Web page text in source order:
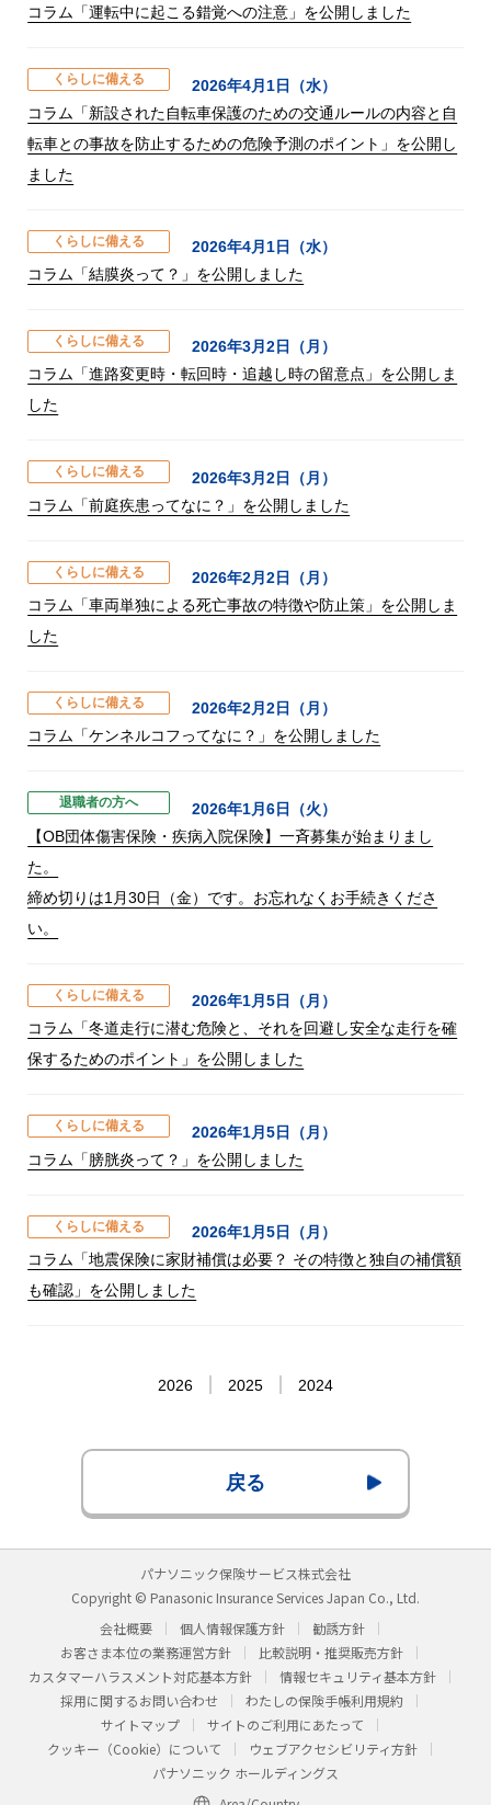
コラム「運転中に起こる錯覚への注意」を公開しました
くらしに備える
2026年4月1日（水）
コラム「新設された自転車保護のための交通ルールの内容と自
転車との事故を防止するための危険予測のポイント」を公開し
ました
くらしに備える
2026年4月1日（水）
コラム「結膜炎って？」を公開しました
くらしに備える
2026年3月2日（月）
コラム「進路変更時・転回時・追越し時の留意点」を公開しま
した
くらしに備える
2026年3月2日（月）
コラム「前庭疾患ってなに？」を公開しました
くらしに備える
2026年2月2日（月）
コラム「車両単独による死亡事故の特徴や防止策」を公開しま
した
くらしに備える
2026年2月2日（月）
コラム「ケンネルコフってなに？」を公開しました
退職者の方へ
2026年1月6日（火）
【OB団体傷害保険・疾病入院保険】一斉募集が始まりまし
た。
締め切りは1月30日（金）です。お忘れなくお手続きくださ
い。
くらしに備える
2026年1月5日（月）
コラム「冬道走行に潜む危険と、それを回避し安全な走行を確
保するためのポイント」を公開しました
くらしに備える
2026年1月5日（月）
コラム「膀胱炎って？」を公開しました
くらしに備える
2026年1月5日（月）
コラム「地震保険に家財補償は必要？ その特徴と独自の補償額
も確認」を公開しました
2026 2025 2024
戻る
パナソニック保険サービス株式会社
Copyright © Panasonic Insurance Services Japan Co., Ltd.
会社概要
個人情報保護方針
勧誘方針
お客さま本位の業務運営方針
比較説明・推奨販売方針
カスタマーハラスメント対応基本方針
情報セキュリティ基本方針
採用に関するお問い合わせ
わたしの保険手帳利用規約
サイトマップ
サイトのご利用にあたって
クッキー（Cookie）について
ウェブアクセシビリティ方針
パナソニック ホールディングス